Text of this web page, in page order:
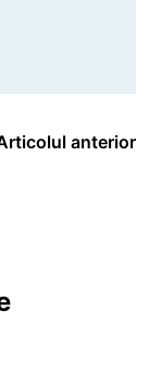
anterior